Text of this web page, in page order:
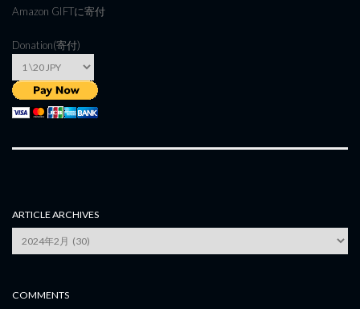
Amazon GIFTに寄付
Donation(寄付)
ARTICLE ARCHIVES
Archives
COMMENTS